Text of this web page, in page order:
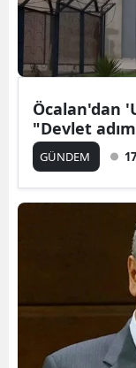
Öcalan'dan
"Devlet
GÜNDEM